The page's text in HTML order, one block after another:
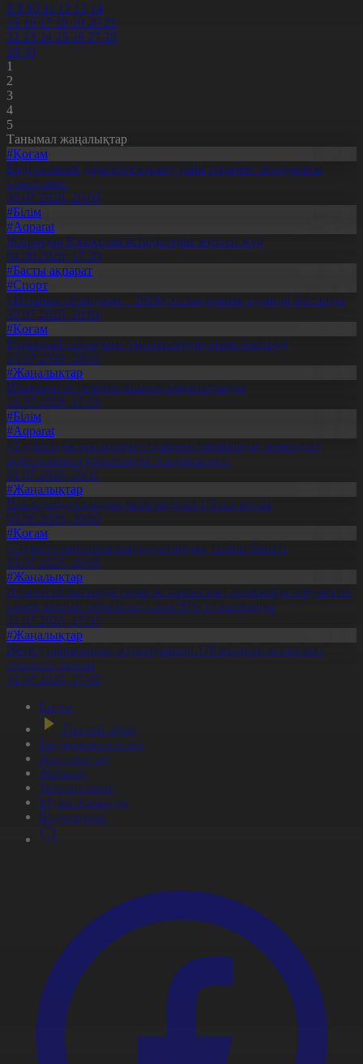
8 9 10 11 12 13 14
15 16 17 18 19 20 21
22 23 24 25 26 27 28
29 30
1
2
3
4
5
Танымал жаңалықтар
#Қоғам
Енді салалық дәрігерге қаралу үшін терапевт жолдамасы
қажет емес
30.07.2026, 20:05
#Білім
#Aqparat
Жапондар Қазақстан өсімдіктерін зерттеп жүр
04.08.2026, 17:30
#Басты ақпарат
#Спорт
«Болашақ ойындары – 2026» халықаралық турнирі басталды
30.07.2026, 10:01
#Қоғам
Құрылтай сайлауына үміткерлердің тізімі бекітілді
13.07.2026, 20:03
#Жаңалықтар
Шымкентте теміржолшылар марапатталды
31.07.2026, 17:15
#Білім
#Aqparat
«Тәуелсіздік ұрпақтары» грантын тағайындау жөніндегі
комиссияның қорытынды отырысы өтті
31.07.2026, 20:11
#Жаңалықтар
Павлодарда отандық өнім өндірісі 1,5 есе артты
05.08.2026, 20:06
#Қоғам
«Әділет» партиясы кандидаттардың тізімін бекітті
10.07.2026, 20:08
#Жаңалықтар
Ақмола облысында тұрақты жұмыстың арқасында әлеуметтік
көмек алатын отбасылар саны 50%-ға қысқарды
31.07.2026, 17:03
#Жаңалықтар
Жетісу облысының жүргізушілері 170 мыңнан астам жол
ережесін бұзған
31.07.2026, 17:02
Басты
Тікелей эфир
Бағдарлама кестесі
Жаңалықтар
Жобалар
Телехикаялар
Мультсериалдар
Видеоархив